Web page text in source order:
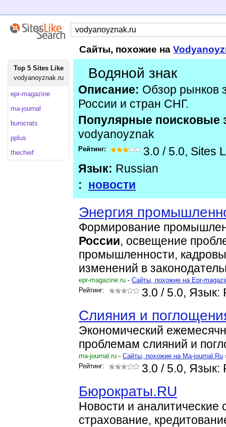
Сайты, похожие на
Top 5 Sites Like
vodyanoyznak.ru
epr-magazine
ma-journal
burocrats
pplus
thechief
Водяной знак
Описание: Обзор рынков
России и стран СНГ.
Популярные поисковые
vodyanoyznak
Рейтинг: 3.0 / 5.0, Sites
Язык: Russian
: новости
Энергия
Формирование
России, освещение
промышленности,
изменений в
epr-magazine.ru - Cайты, похожие на Epr-
Рейтинг:
3.0 / 5.0, Язык:
Слияния и
Экономический
проблемам слияний и
ma-journal.ru - Cайты, похожие на Ma-journal.Ru
Рейтинг:
3.0 / 5.0, Язык:
Бюрократы.RU
Новости и аналитические
страхование,